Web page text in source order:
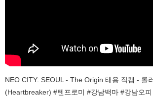
NEO CITY: SEOUL - The Origin 태용 직캠 - 롤
(Heartbreaker) #텐프로미 #강남백마 #강남오